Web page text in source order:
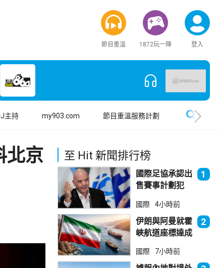
節目重溫 1872玩一陣 登入
主持 my903.com 節目重溫服務計劃
北京
至 Hit 新聞排行榜
國際足協承認出
售賽事計劃犯
持恩芬天奴
1
國際 4小時前
伊朗與阿曼就霍
峽航道座標達成
部分途經伊朗領
2
國際 7小時前